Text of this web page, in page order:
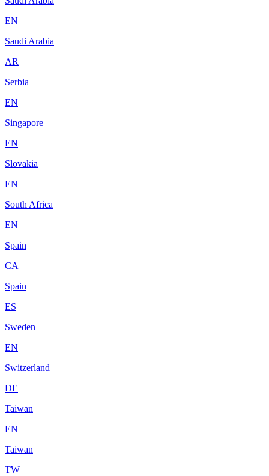
EN
Saudi Arabia
AR
Serbia
EN
Singapore
EN
Slovakia
EN
South Africa
EN
Spain
CA
Spain
ES
Sweden
EN
Switzerland
DE
Taiwan
EN
Taiwan
TW